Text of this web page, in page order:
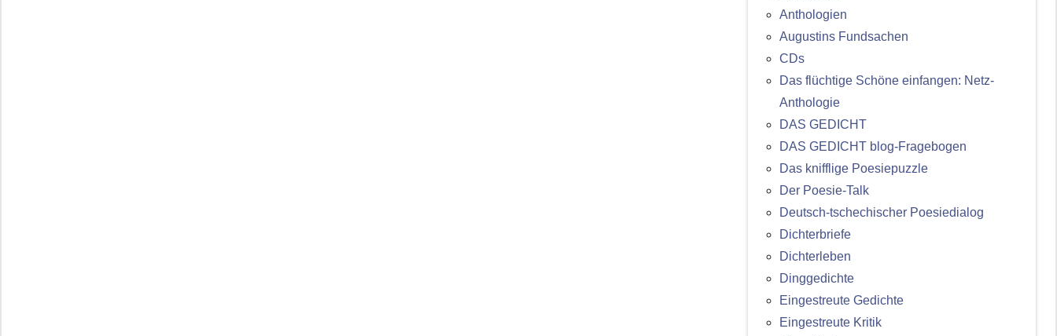
Anthologien
Augustins Fundsachen
CDs
Das flüchtige Schöne einfangen: Netz-
Anthologie
DAS GEDICHT
DAS GEDICHT blog-Fragebogen
Das knifflige Poesiepuzzle
Der Poesie-Talk
Deutsch-tschechischer Poesiedialog
Dichterbriefe
Dichterleben
Dinggedichte
Eingestreute Gedichte
Eingestreute Kritik